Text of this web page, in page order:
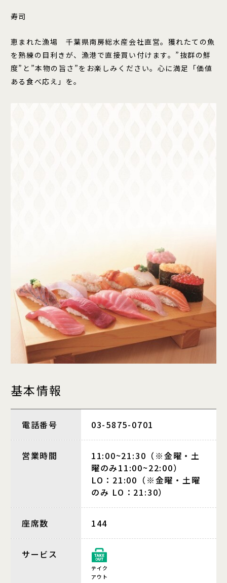
寿司
恵まれた漁場 千葉県南房総水産会社直営。獲れたての魚
を熟練の目利きが、漁港で直接買い付けます。”抜群の鮮
度”と”本物の旨さ”をお楽しみください。心に満足「価値
ある食べ応え」を。
基本情報
電話番号 03-5875-0701
営業時間
11:00~21:30（※金曜・土
曜のみ11:00~22:00）
LO：21:00（※金曜・土曜
のみ LO：21:30）
座席数 144
サービス
テイク
アウト